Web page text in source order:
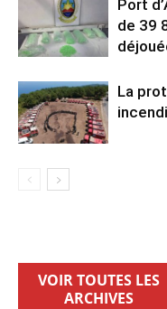
Port
de 39
La
VOIR TOUTES LES
ARCHIVES